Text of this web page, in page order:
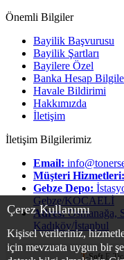
Çerez Kullanımı
Kişisel verileriniz,
için mevzuata uygun bir
Önemli Bilgiler
Bayilik Başvurusu
Bayilik Şartları
Bayilere Özel
Banka Hesap
Havale Bildirimi
Hakkımızda
İletişim
İletişim Bilgilerimiz
Email:
Müşteri Hizmetleri:
Gebze Depo:
Gebze/KOCAELİ
Adres:Osmanağa,
Kadıköy/İstanbul
T-Soft E-